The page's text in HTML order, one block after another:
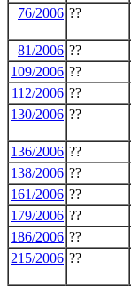
76/2006 ??
81/2006 ??
109/2006 ??
112/2006 ??
130/2006 ??
136/2006 ??
138/2006 ??
161/2006 ??
179/2006 ??
186/2006 ??
215/2006 ??